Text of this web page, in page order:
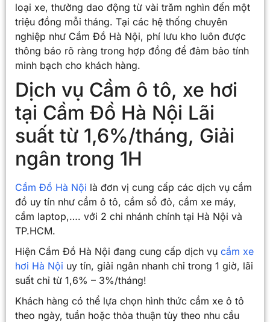
loại xe, thường dao động từ vài trăm nghìn đến một
triệu đồng mỗi tháng. Tại các hệ thống chuyên
nghiệp như Cầm Đồ Hà Nội, phí lưu kho luôn được
thông báo rõ ràng trong hợp đồng để đảm bảo tính
minh bạch cho khách hàng.
Dịch vụ Cầm ô tô, xe hơi
tại Cầm Đồ Hà Nội Lãi
suất từ 1,6%/tháng, Giải
ngân trong 1H
Cầm Đồ Hà Nội là đơn vị cung cấp các dịch vụ cầm
đồ uy tín như cầm ô tô, cầm sổ đỏ, cầm xe máy,
cầm laptop,…. với 2 chi nhánh chính tại Hà Nội và
TP.HCM.
Hiện Cầm Đồ Hà Nội đang cung cấp dịch vụ cầm xe
hơi Hà Nội uy tín, giải ngân nhanh chỉ trong 1 giờ, lãi
suất chỉ từ 1,6% – 3%/tháng!
Khách hàng có thể lựa chọn hình thức cầm xe ô tô
theo ngày, tuần hoặc thỏa thuận tùy theo nhu cầu